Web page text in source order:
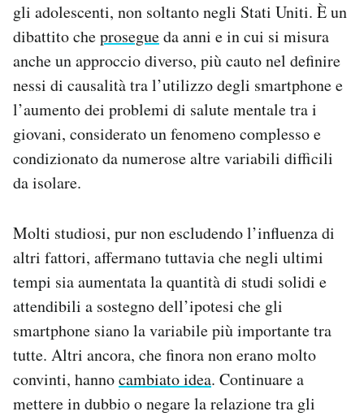
gli adolescenti, non soltanto negli Stati Uniti. È un
dibattito cheprosegueda anni e in cui si misura
anche un approccio diverso, più cauto nel definire
nessi di causalità tra l’utilizzo degli smartphone e
l’aumento dei problemi di salute mentale tra i
giovani, considerato un fenomeno complesso e
condizionato da numerose altre variabili difficili
da isolare.
Molti studiosi, pur non escludendo l’influenza di
altri fattori, affermano tuttavia che negli ultimi
tempi sia aumentata la quantità di studi solidi e
attendibili a sostegno dell’ipotesi che gli
smartphone siano la variabile più importante tra
tutte. Altri ancora, che finora non erano molto
convinti, hannocambiato idea. Continuare a
mettere in dubbio o negare la relazione tra gli